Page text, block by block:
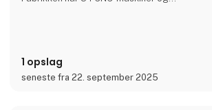
forskellige materialer, herunder stål, rustfrit
stål, aluminium, bronze og teknisk plast. Tjene
1 opslag
seneste fra 22. september 2025